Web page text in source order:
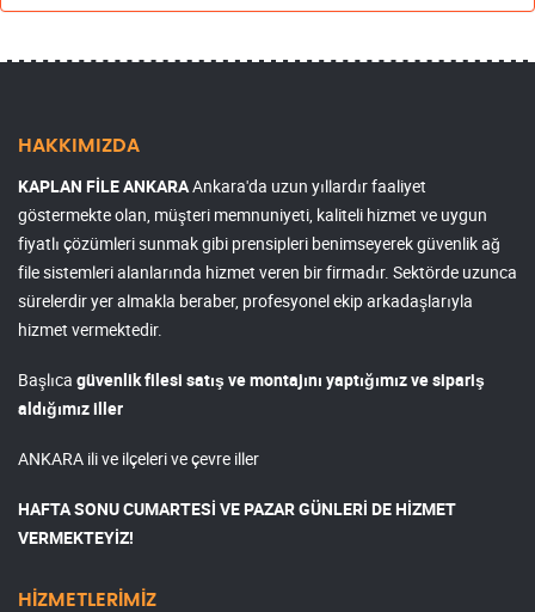
HAKKIMIZDA
KAPLAN FİLE ANKARAAnkara'da uzun yıllardır faaliyet
göstermekte olan, müşteri memnuniyeti, kaliteli hizmet ve uygun
fiyatlı çözümleri sunmak gibi prensipleri benimseyerek güvenlik ağ
file sistemleri alanlarında hizmet veren bir firmadır. Sektörde uzunca
sürelerdir yer almakla beraber, profesyonel ekip arkadaşlarıyla
hizmet vermektedir.
Başlıca güvenlik filesi satış ve montajını yaptığımız ve sipariş
aldığımız iller
ANKARA ili ve ilçeleri ve çevre iller
HAFTA SONU CUMARTESİ VE PAZAR GÜNLERİ DE HİZMET
VERMEKTEYİZ!
HİZMETLERİMİZ